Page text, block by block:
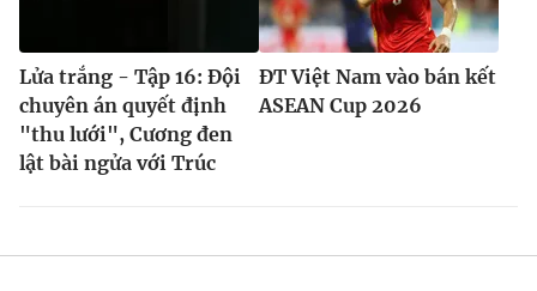
Lửa trắng - Tập 16: Đội
chuyên án quyết định
"thu lưới", Cương đen
lật bài ngửa với Trúc
ĐT Việt Nam vào bán kết
ASEAN Cup 2026